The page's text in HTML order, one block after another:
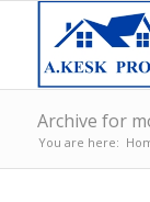
Archive for
You are here: